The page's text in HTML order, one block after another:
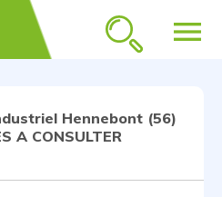
menu
Hennebont (56)
A CONSULTER